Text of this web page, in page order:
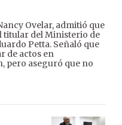
Ovelar, admitió que
titular del Ministerio de
Petta. Señaló que
de actos en
pero aseguró que no